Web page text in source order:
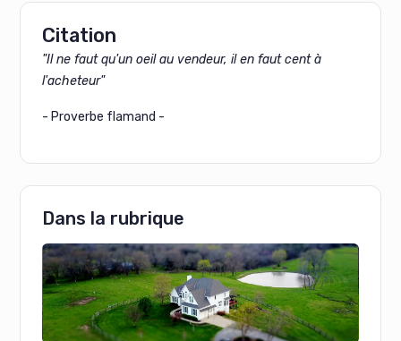
Citation
"Il ne faut qu'un oeil au vendeur, il en faut cent à
l'acheteur"
- Proverbe flamand -
Dans la rubrique